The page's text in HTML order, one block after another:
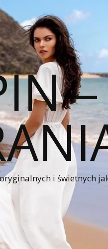
i świetnych